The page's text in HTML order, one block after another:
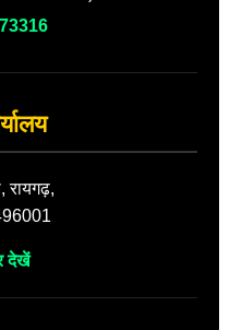
रायगढ़,
देखें